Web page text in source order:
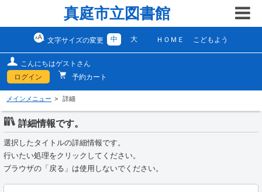
真庭市立図書館
文字サイズの変更 中 大 ＨＯＭＥ こどもよう
こんにちはゲストさん
ログイン
予約カート
メインメニュー 詳細
詳細情報です。
選択したタイトルの詳細情報です。
行いたい処理をクリックしてください。
ブラウザの「戻る」は使用しないでください。